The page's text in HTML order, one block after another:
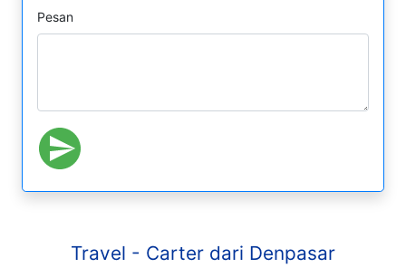
Pesan
Travel - Carter dari Denpasar